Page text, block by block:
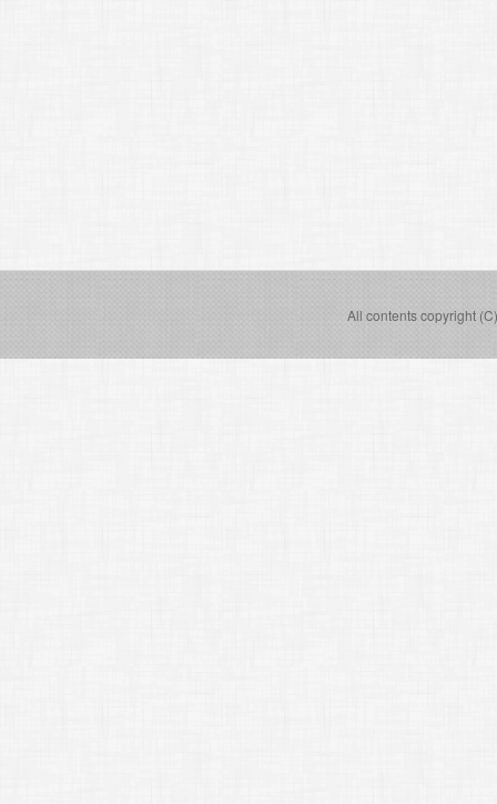
All contents copyright